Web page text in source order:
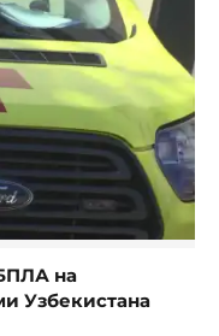
на
Узбекистана